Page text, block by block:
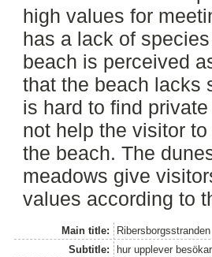
high values for
has a lack of
beach is perceived
that the beach lacks
is hard to find
not help the visitor
the beach. The
meadows give
values according to
Main title:
Subtitle:
hur upplever